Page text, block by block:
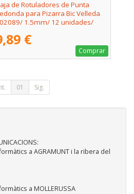
de Rotuladores de Punta
para Pizarra Bic Velleda
1.5mm/ 12 unidades/
€
Comprar
01 Sig.
a AGRAMUNT i la ribera del
a MOLLERUSSA